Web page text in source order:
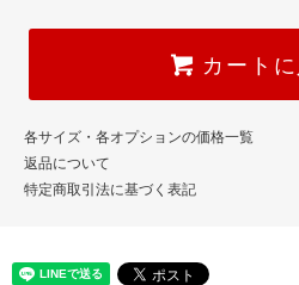
カート
各サイズ・各オプションの価格一覧
返品について
特定商取引法に基づく表記